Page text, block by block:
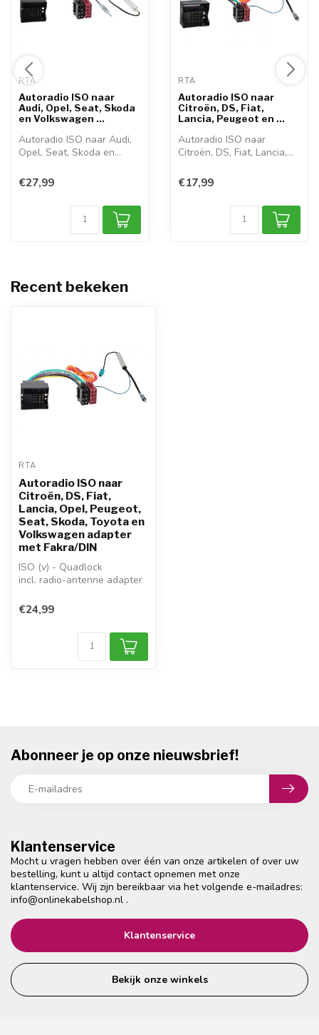
RTA
Autoradio ISO naar
Audi, Opel, Seat, Skoda
en Volkswagen ...
Autoradio ISO naar Audi,
Opel, Seat, Skoda en
€27,99
RTA
Autoradio ISO naar
Citroën, DS, Fiat,
Lancia, Peugeot en ...
Autoradio ISO naar
Citroën, DS, Fiat, Lancia,
€17,99
Recent bekeken
RTA
Autoradio ISO naar
Citroën, DS, Fiat,
Lancia, Opel, Peugeot,
Seat, Skoda, Toyota en
Volkswagen adapter
met Fakra/DIN
ISO (v) - Quadlock
incl. radio-antenne adapter
toepassing: ISO aut...
€24,99
Klantenservice
Mocht u vragen hebben over één van onze artikelen of over uw
bestelling, kunt u altijd contact opnemen met onze
klantenservice. Wij zijn bereikbaar via het volgende e-mailadres:
info@onlinekabelshop.nl .
Klantenservice
Bekijk onze winkels
Abonneer je op onze nieuwsbrief!